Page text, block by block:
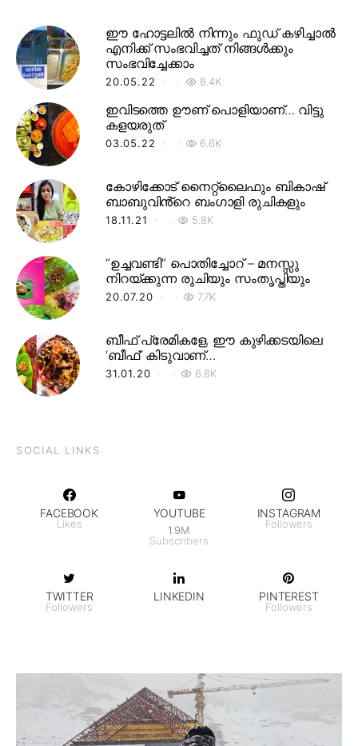
ഈ ഹോട്ടലിൽ നിന്നും ഫുഡ് കഴിച്ചാൽ
എനിക്ക് സംഭവിച്ചത് നിങ്ങൾക്കും
സംഭവിച്ചേക്കാം
20.05.22 8.4K
ഇവിടത്തെ ഊണ് പൊളിയാണ്… വിട്ടു
കളയരുത്
03.05.22 6.6K
കോഴിക്കോട് നൈറ്റ്‌ലൈഫും ബികാഷ്
ബാബുവിൻ്റെ ബംഗാളി രുചികളും
18.11.21 5.8K
“ഉച്ചവണ്ടി” പൊതിച്ചോറ് – മനസ്സു
നിറയ്ക്കുന്ന രുചിയും സംതൃപ്തിയും
20.07.20 7.7K
ബീഫ് പ്രേമികളേ, ഈ കുഴിക്കടയിലെ
‘ബീഫ്’ കിടുവാണ്…
31.01.20 6.8K
SOCIAL LINKS
FACEBOOK
Likes
YOUTUBE
1.9M
Subscribers
INSTAGRAM
Followers
TWITTER
Followers
LINKEDIN PINTEREST
Followers